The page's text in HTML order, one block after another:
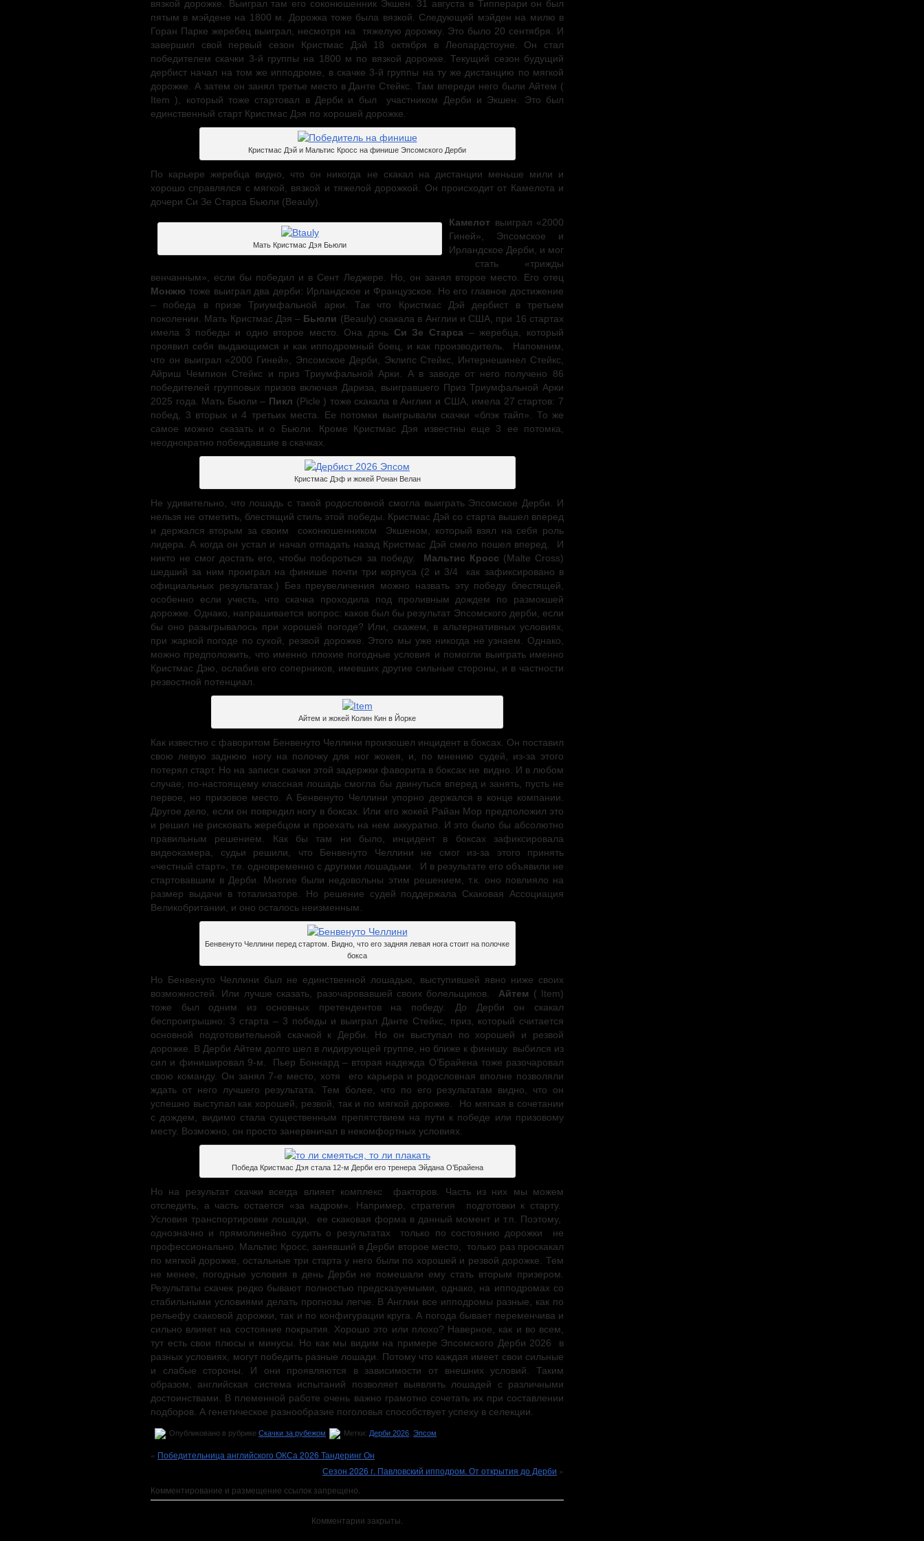
вязкой дорожке. Выиграл там его соконюшенник Экшен. 31 августа в Типперари он был
пятым в мэйдене на 1800 м. Дорожка тоже была вязкой. Следующий мэйден на милю в
Горан Парке жеребец выиграл, несмотря на тяжелую дорожку. Это было 20 сентября. И
завершил свой первый сезон Кристмас Дэй 18 октября в Леопардстоуне. Он стал
победителем скачки 3-й группы на 1800 м по вязкой дорожке. Текущий сезон будущий
дербист начал на том же ипподроме, в скачке 3-й группы на ту же дистанцию по мягкой
дорожке. А затем он занял третье место в Данте Стейкс. Там впереди него были Айтем (
Item ), который тоже стартовал в Дерби и был участником Дерби и Экшен. Это был
единственный старт Кристмас Дэя по хорошей дорожке.
Кристмас Дэй и Мальтис Кросс на финише Эпсомского Дерби
По карьере жеребца видно, что он никогда не скакал на дистанции меньше мили и
хорошо справлялся с мягкой, вязкой и тяжелой дорожкой. Он происходит от Камелота и
дочери Си Зе Старса Бьюли (Beauly).
Мать Кристмас Дэя Бьюли
Камелот выиграл «2000
Гиней», Эпсомское и
Ирландское Дерби, и мог
стать «трижды
венчанным», если бы победил и в Сент Леджере. Но, он занял второе место. Его отец
Монжю тоже выиграл два дерби: Ирландское и Французское. Но его главное достижение
– победа в призе Триумфальной арки. Так что Кристмас Дэй дербист в третьем
поколении. Мать Кристмас Дэя – Бьюли (Beauly) скакала в Англии и США, при 16 стартах
имела 3 победы и одно второе место. Она дочь Си Зе Старса – жеребца, который
проявил себя выдающимся и как ипподромный боец, и как производитель. Напомним,
что он выиграл «2000 Гиней», Эпсомское Дерби, Эклипс Стейкс, Интернешинел Стейкс,
Айриш Чемпион Стейкс и приз Триумфальной Арки. А в заводе от него получено 86
победителей групповых призов включая Дариза, выигравшего Приз Триумфальной Арки
2025 года. Мать Бьюли – Пикл (Picle ) тоже скакала в Англии и США, имела 27 стартов: 7
побед, 3 вторых и 4 третьих места. Ее потомки выигрывали скачки «блэк тайп». То же
самое можно сказать и о Бьюли. Кроме Кристмас Дэя известны еще 3 ее потомка,
неоднократно побеждавшие в скачках.
Кристмас Дэф и жокей Ронан Велан
Не удивительно, что лошадь с такой родословной смогла выиграть Эпсомское Дерби. И
нельзя не отметить, блестящий стиль этой победы. Кристмас Дэй со старта вышел вперед
и держался вторым за своим соконюшенником Экшеном, который взял на себя роль
лидера. А когда он устал и начал отпадать назад Кристмас Дэй смело пошел вперед. И
никто не смог достать его, чтобы побороться за победу. Мальтис Кросс (Malte Cross)
шедший за ним проиграл на финише почти три корпуса (2 и 3/4 как зафиксировано в
официальных результатах.) Без преувеличения можно назвать эту победу блестящей,
особенно если учесть, что скачка проходила под проливным дождем по размокшей
дорожке. Однако, напрашивается вопрос: каков был бы результат Эпсомского дерби, если
бы оно разыгрывалось при хорошей погоде? Или, скажем, в альтернативных условиях,
при жаркой погоде по сухой, резвой дорожке. Этого мы уже никогда не узнаем. Однако,
можно предположить, что именно плохие погодные условия и помогли выиграть именно
Кристмас Дэю, ослабив его соперников, имевших другие сильные стороны, и в частности
резвостной потенциал.
Айтем и жокей Колин Кин в Йорке
Как известно с фаворитом Бенвенуто Челлини произошел инцидент в боксах. Он поставил
свою левую заднюю ногу на полочку для ног жокея, и, по мнению судей, из-за этого
потерял старт. Но на записи скачки этой задержки фаворита в боксах не видно. И в любом
случае, по-настоящему классная лошадь смогла бы двинуться вперед и занять, пусть не
первое, но призовое место. А Бенвенуто Челлини упорно держался в конце компании.
Другое дело, если он повредил ногу в боксах. Или его жокей Райан Мор предположил это
и решил не рисковать жеребцом и проехать на нем аккуратно. И это было бы абсолютно
правильным решением. Как бы там ни было, инцидент в боксах зафиксировала
видеокамера, судьи решили, что Бенвенуто Челлини не смог из-за этого принять
«честный старт», т.е. одновременно с другими лошадьми. И в результате его объявили не
стартовавшим в Дерби. Многие были недовольны этим решением, т.к. оно повлияло на
размер выдачи в тотализаторе. Но решение судей поддержала Скаковая Ассоциация
Великобритании, и оно осталось неизменным.
Бенвенуто Челлини перед стартом. Видно, что его задняя левая нога стоит на полочке
бокса
Но Бенвенуто Челлини был не единственной лошадью, выступившей явно ниже своих
возможностей. Или лучше сказать, разочаровавшей своих болельщиков. Айтем ( Item)
тоже был одним из основных претендентов на победу. До Дерби он скакал
беспроигрышно: 3 старта – 3 победы и выиграл Данте Стейкс, приз, который считается
основной подготовительной скачкой к Дерби. Но он выступал по хорошей и резвой
дорожке. В Дерби Айтем долго шел в лидирующей группе, но ближе к финишу выбился из
сил и финишировал 9-м. Пьер Боннард – вторая надежда О’Брайена тоже разочаровал
свою команду. Он занял 7-е место, хотя его карьера и родословная вполне позволяли
ждать от него лучшего результата. Тем более, что по его результатам видно, что он
успешно выступал как хорошей, резвой, так и по мягкой дорожке. Но мягкая в сочетании
с дождем, видимо стала существенным препятствием на пути к победе или призовому
месту. Возможно, он просто занервничал в некомфортных условиях.
Победа Кристмас Дэя стала 12-м Дерби его тренера Эйдана О’Брайена
Но на результат скачки всегда влияет комплекс факторов. Часть из них мы можем
отследить, а часть остается «за кадром». Например, стратегия подготовки к старту.
Условия транспортировки лошади, ее скаковая форма в данный момент и т.п. Поэтому,
однозначно и прямолинейно судить о результатах только по состоянию дорожки не
профессионально. Мальтис Кросс, занявший в Дерби второе место, только раз проскакал
по мягкой дорожке, остальные три старта у него были по хорошей и резвой дорожке. Тем
не менее, погодные условия в день Дерби не помешали ему стать вторым призером.
Результаты скачек редко бывают полностью предсказуемыми, однако, на ипподромах со
стабильными условиями делать прогнозы легче. В Англии все ипподромы разные, как по
рельефу скаковой дорожки, так и по конфигурации круга. А погода бывает переменчива и
сильно влияет на состояние покрытия. Хорошо это или плохо? Наверное, как и во всем,
тут есть свои плюсы и минусы. Но как мы видим на примере Эпсомского Дерби 2026 в
разных условиях, могут победить разные лошади. Потому что каждая имеет свои сильные
и слабые стороны. И они проявляются в зависимости от внешних условий. Таким
образом, английская система испытаний позволяет выявлять лошадей с различными
достоинствами. В племенной работе очень важно грамотно сочетать их при составлении
подборов. А генетическое разнообразие поголовья способствует успеху в селекции.
Опубликовано в рубрике Скачки за рубежом Метки: Дерби 2026 Эпсом
« Победительница английского ОКСа 2026 Тандеринг Он
Сезон 2026 г. Павловский ипподром. От открытия до Дерби »
Комментирование и размещение ссылок запрещено.
Комментарии закрыты.